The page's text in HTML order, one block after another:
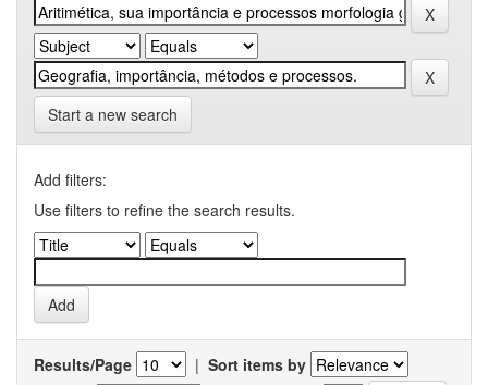
Start a new search
Add filters:
Use filters to refine the search results.
Results/Page | Sort items by